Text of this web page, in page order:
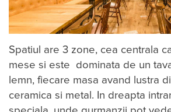
Spatiul are 3 zone, cea centrala
mese si este dominata de un
lemn, fiecare masa avand lustra
ceramica si metal. In dreapta